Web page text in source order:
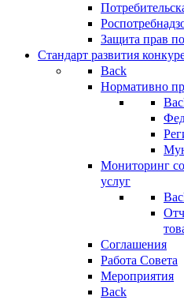
Защита прав
Стандарт развития
Back
Нормативно
Мониторинг
услуг
Соглашения
Работа Совета
Мероприятия
Back